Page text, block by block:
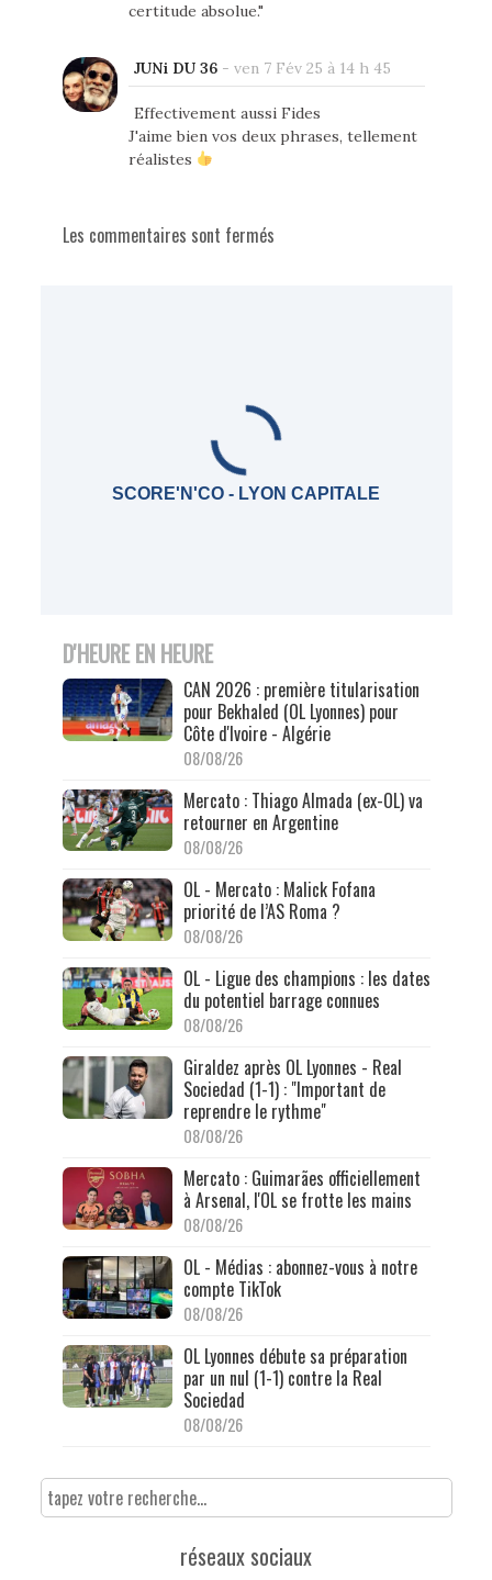
certitude absolue."
JUNi DU 36- ven 7 Fév 25 à 14 h 45
Effectivement aussi Fides
J'aime bien vos deux phrases, tellement
réalistes
Les commentaires sont fermés
SCORE'N'CO - LYON CAPITALE
D'HEURE EN HEURE
CAN 2026 : première titularisation
pour Bekhaled (OL Lyonnes) pour
Côte d'Ivoire - Algérie
08/08/26
Mercato : Thiago Almada (ex-OL) va
retourner en Argentine
08/08/26
OL - Mercato : Malick Fofana
priorité de l’AS Roma ?
08/08/26
OL - Ligue des champions : les dates
du potentiel barrage connues
08/08/26
Giraldez après OL Lyonnes - Real
Sociedad (1-1) : "Important de
reprendre le rythme"
08/08/26
Mercato : Guimarães officiellement
à Arsenal, l'OL se frotte les mains
08/08/26
OL - Médias : abonnez-vous à notre
compte TikTok
08/08/26
OL Lyonnes débute sa préparation
par un nul (1-1) contre la Real
Sociedad
08/08/26
réseaux sociaux